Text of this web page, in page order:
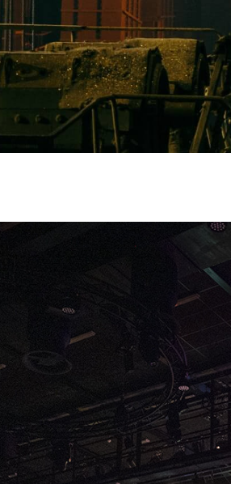
sit amet, consectetur adipis cin
dictum neque veloran tristique
consectetur adipis cin elit. Lorem